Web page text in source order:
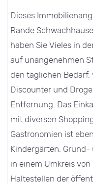
Dieses
Rande
haben Sie Vieles in
auf unangenehmen
den täglichen Bedarf,
Discounter und
Entfernung. Das
mit diversen
Gastronomien ist
Kindergärten, Grund-
in einem Umkreis
Haltestellen der